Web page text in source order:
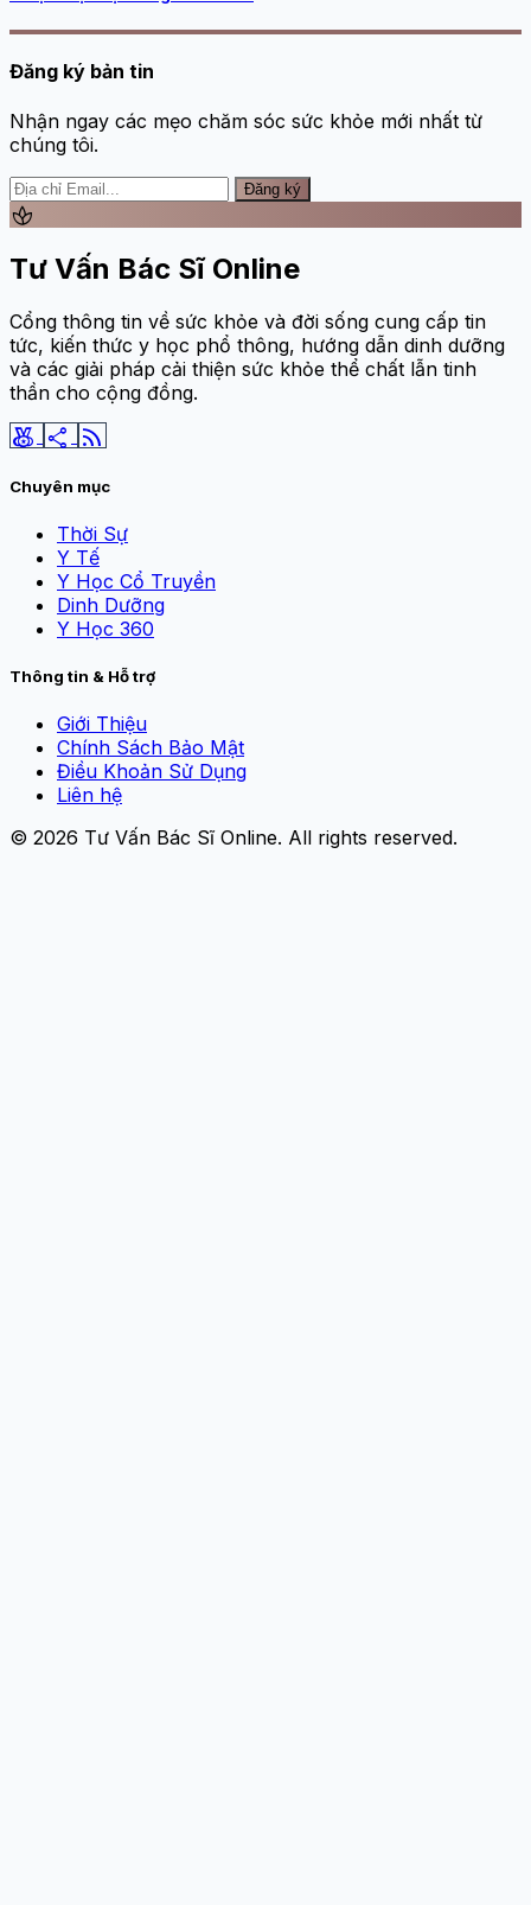
Đăng ký bản tin
Nhận ngay các mẹo chăm sóc sức khỏe mới nhất từ
chúng tôi.
Đăng ký
spa
Tư Vấn Bác Sĩ Online
Cổng thông tin về sức khỏe và đời sống cung cấp tin
tức, kiến thức y học phổ thông, hướng dẫn dinh dưỡng
và các giải pháp cải thiện sức khỏe thể chất lẫn tinh
thần cho cộng đồng.
social_leaderboard share rss_feed
Chuyên mục
Thời Sự
Y Tế
Y Học Cổ Truyền
Dinh Dưỡng
Y Học 360
Thông tin & Hỗ trợ
Giới Thiệu
Chính Sách Bảo Mật
Điều Khoản Sử Dụng
Liên hệ
© 2026 Tư Vấn Bác Sĩ Online. All rights reserved.